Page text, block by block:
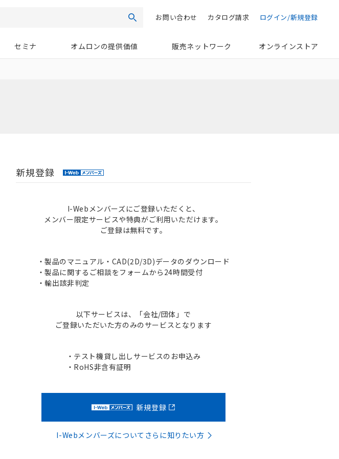
検索 ログイン/新規登録
カタログ請求
お問い合わせ
セミナ オムロンの提供価値 販売ネットワーク オンラインストア
新規登録
I-Webメンバーズにご登録いただくと、
メンバー限定サービスや特典がご利用いただけます。
ご登録は無料です。
・製品のマニュアル・CAD(2D/3D)データのダウンロード
・製品に関するご相談をフォームから24時間受付
・輸出該非判定
以下サービスは、「会社/団体」で
ご登録いただいた方のみのサービスとなります
・テスト機貸し出しサービスのお申込み
・RoHS非含有証明
新規登録
I-Webメンバーズについてさらに知りたい方